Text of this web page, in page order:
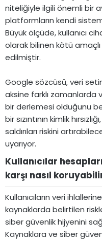
niteliğiyle ilgili önemli bir
platformların kendi
Büyük ölçüde, kullanıcı
olarak bilinen kötü amaçlı
edilmiştir.
Google sözcüsü, veri
aksine farklı zamanlarda
bir derlemesi olduğunu
bir sızıntının kimlik
saldırıları riskini
uyarıyor.
Kullanıcılar
karşı nasıl
Kullanıcıların veri
kaynaklarda belirtilen
siber güvenlik hijyenini
Kaynaklara ve siber